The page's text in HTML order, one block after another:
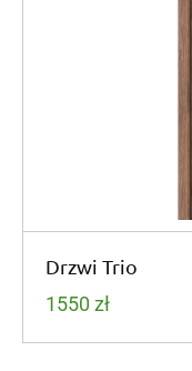
Drzwi Trio
1550 zł